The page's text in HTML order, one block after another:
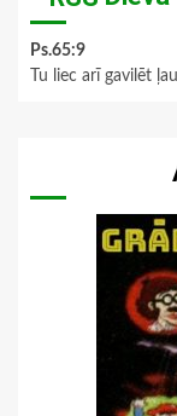
Ps.65:9
Tu liec arī gavilēt